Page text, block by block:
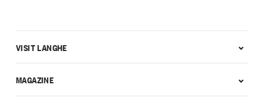
VISIT LANGHE
MAGAZINE